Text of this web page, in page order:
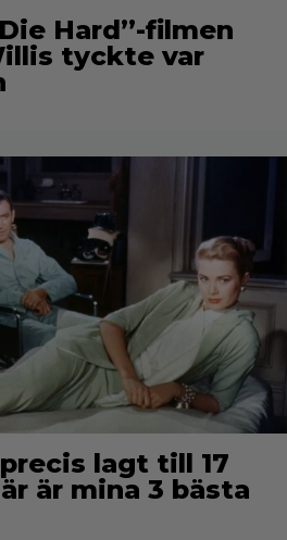
Hard”-filmen
tyckte var
lagt till 17
är mina 3 bästa